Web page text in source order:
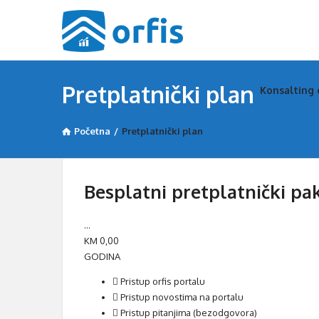
Konsalting
Pretplatnički plan
Početna / Pretplatnički plan
Besplatni pretplatnički
...
KM 0,00
GODINA
Pristup orfis portalu
Pristup novostima na portalu
Pristup pitanjima (bezodgovora)